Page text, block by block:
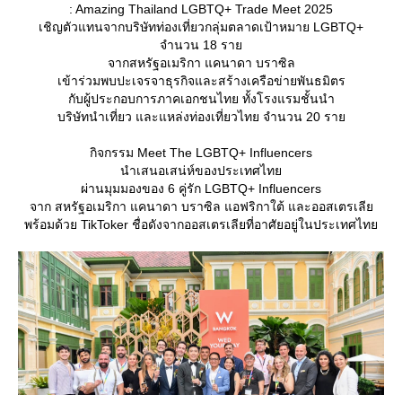
: Amazing Thailand LGBTQ+ Trade Meet 2025
เชิญตัวแทนจากบริษัทท่องเที่ยวกลุ่มตลาดเป้าหมาย LGBTQ+
จำนวน 18 รา
จากสหรัฐอเมริกา แคนาดา บราซิล
เข้าร่วมพบปะเจรจาธุรกิจและสร้างเครือข่ายพันธมิตร
กับผู้ประกอบการภาคเอกชนไทย ทั้งโรงแรมชั้นนำ
บริษัทนำเที่ยว และแหล่งท่องเที่ยวไทย จำนวน 20 รา
กิจกรรม Meet The LGBTQ+ Influencers
นำเสนอเสน่ห์ของประเทศไท
ผ่านมุมมองของ 6 คู่รัก LGBTQ+ Influencers
จาก สหรัฐอเมริกา แคนาดา บราซิล แอฟริกาใต้ และออสเตรเลี
พร้อมด้วย TikToker ชื่อดังจากออสเตรเลียที่อาศัยอยู่ในประเทศไท